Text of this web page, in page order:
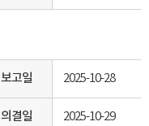
보고일 2025-10-28
의결일 2025-10-29